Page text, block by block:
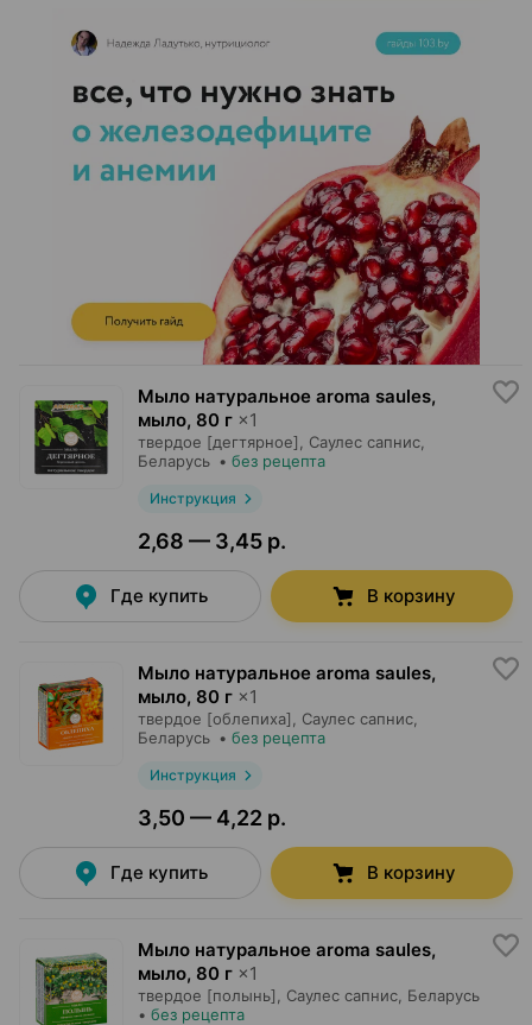
Мыло натуральное aroma saules,
мыло, 80 г ×1
твердое [дегтярное], Саулес сапнис
Беларусь • без рецепта
Инструкция
2,68 — 3,45 р.
Где купить В корзину
Мыло натуральное aroma saules,
мыло, 80 г ×1
твердое [облепиха], Саулес сапнис
Беларусь • без рецепта
Инструкция
3,50 — 4,22 р.
Где купить В корзину
Мыло натуральное aroma saules,
мыло, 80 г ×1
твердое [полынь], Саулес сапнис , Беларусь
• без рецепта